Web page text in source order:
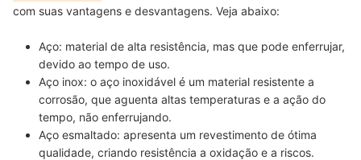
com suas vantagens e desvantagens. Veja abaixo:
Aço: material de alta resistência, mas que pode enferrujar,
devido ao tempo de uso.
Aço inox: o aço inoxidável é um material resistente a
corrosão, que aguenta altas temperaturas e a ação do
tempo, não enferrujando.
Aço esmaltado: apresenta um revestimento de ótima
qualidade, criando resistência a oxidação e a riscos.